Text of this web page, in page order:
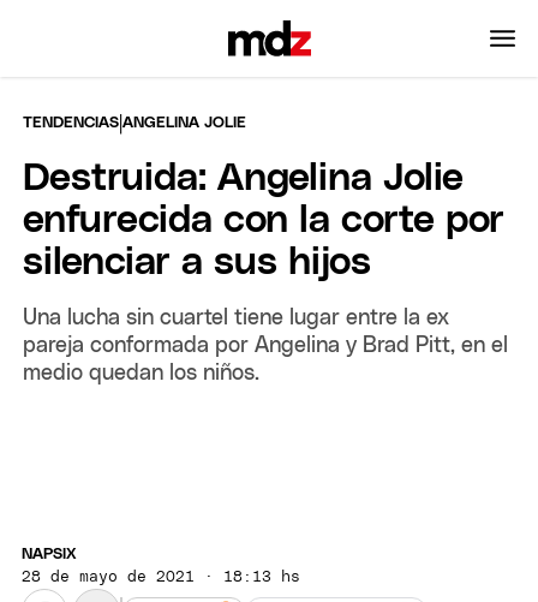
TENDENCIAS |ANGELINA JOLIE
Destruida: Angelina Jolie
enfurecida con la corte por
silenciar a sus hijos
Una lucha sin cuartel tiene lugar entre la ex
pareja conformada por Angelina y Brad Pitt, en el
medio quedan los niños.
NAPSIX
28 de mayo de 2021 · 18:13 hs